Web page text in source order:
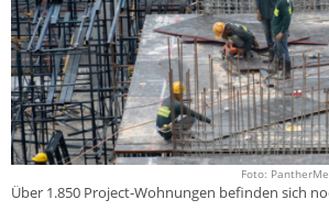
Foto:
Über 1.850 Project-Wohnungen befinden sich